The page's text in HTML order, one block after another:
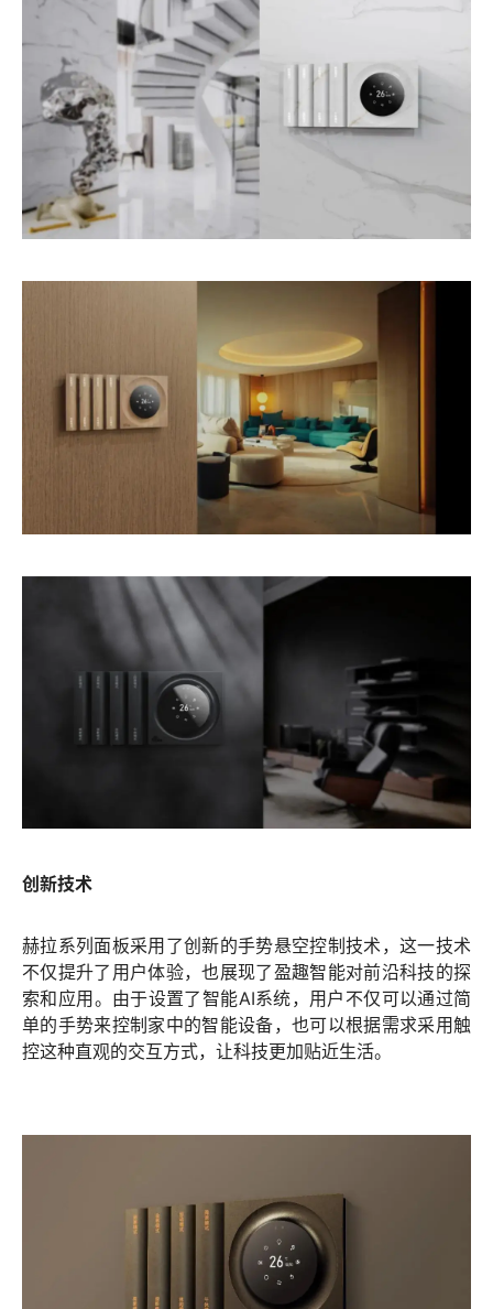
创新技术
赫拉系列面板采用了创新的手势悬空控制技术，这一技术
不仅提升了用户体验，也展现了盈趣智能对前沿科技的探
索和应用。由于设置了智能AI系统，用户不仅可以通过简
单的手势来控制家中的智能设备，也可以根据需求采用触
控这种直观的交互方式，让科技更加贴近生活。